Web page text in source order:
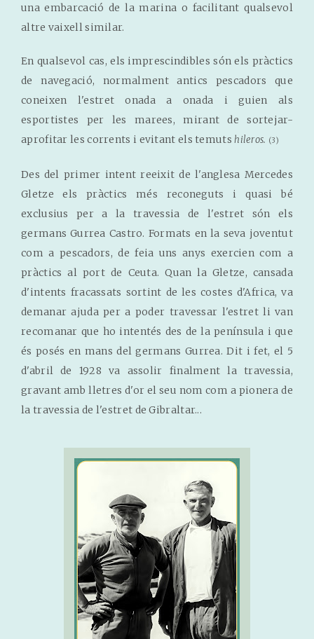
una embarcació de la marina o facilitant qualsevol
altre vaixell similar.
En qualsevol cas, els imprescindibles són els pràctics
de navegació, normalment antics pescadors que
coneixen l'estret onada a onada i guien als
esportistes per les marees, mirant de sortejar-
aprofitar les corrents i evitant els temuts hileros. (3)
Des del primer intent reeixit de l'anglesa Mercedes
Gletze els pràctics més reconeguts i quasi bé
exclusius per a la travessia de l'estret són els
germans Gurrea Castro. Formats en la seva joventut
com a pescadors, de feia uns anys exercien com a
pràctics al port de Ceuta. Quan la Gletze, cansada
d'intents fracassats sortint de les costes d'Africa, va
demanar ajuda per a poder travessar l'estret li van
recomanar que ho intentés des de la península i que
és posés en mans del germans Gurrea. Dit i fet, el 5
d'abril de 1928 va assolir finalment la travessia,
gravant amb lletres d'or el seu nom com a pionera de
la travessia de l'estret de Gibraltar...